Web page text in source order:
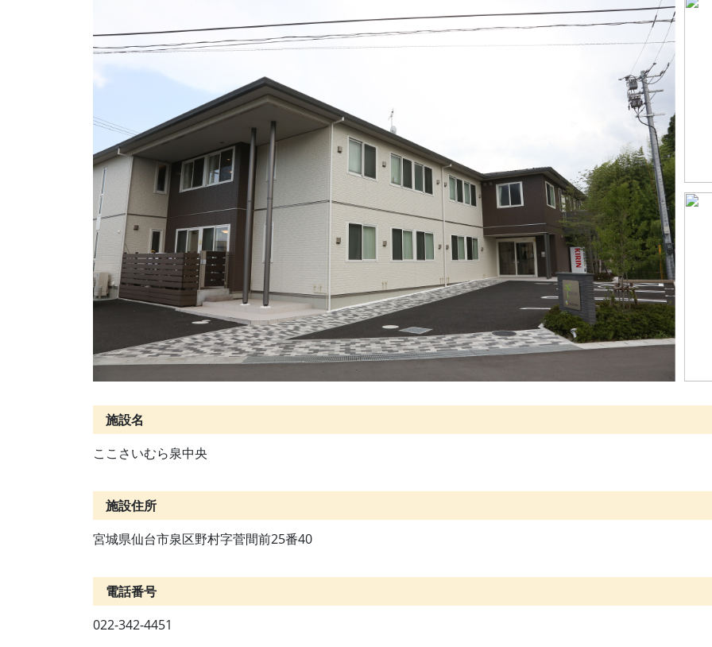
施設名
ここさいむら泉中央
施設住所
宮城県仙台市泉区野村字菅間前25番40
電話番号
022-342-4451